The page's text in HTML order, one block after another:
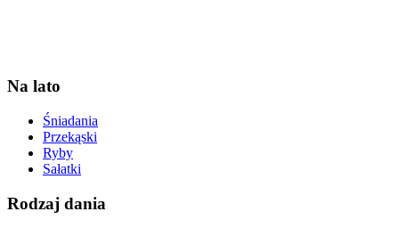
Na lato
Śniadania
Przekąski
Ryby
Sałatki
Rodzaj dania